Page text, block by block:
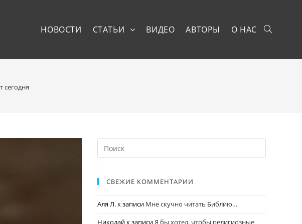
НОВОСТИ СТАТЬИ ВИДЕО АВТОРЫ О НАС
сегодня
СВЕЖИЕ КОММЕНТАРИИ
Аля Л. к записи Мне скучно читать Библию…
Николай к записи Я бы хотел, чтобы религиозные